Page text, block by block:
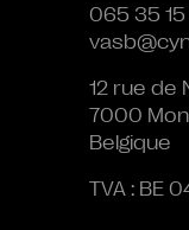
065 35 15
12 rue de
7000
Belgique
TVA : BE